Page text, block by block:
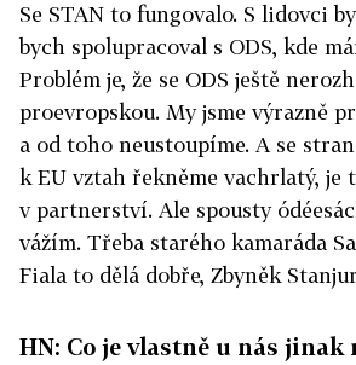
Se STAN to fungovalo. S lidovci
bych spolupracoval s ODS, kde
Problém je, že se ODS ještě
proevropskou. My jsme výrazně
a od toho neustoupíme. A se
k EU vztah řekněme vachrlatý, je
v partnerství. Ale spousty
vážím. Třeba starého kamaráda
Fiala to dělá dobře, Zbyněk
HN: Co je vlastně u nás jinak